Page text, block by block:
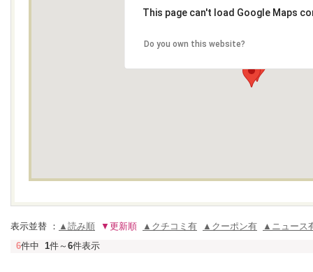
This page can't load Google Maps
Do you own this website?
表示並替 ： ▲読み順 ▼更新順 ▲クチコミ有 ▲クーポン有
▲ニュース
6件中 1件～ 6件表示